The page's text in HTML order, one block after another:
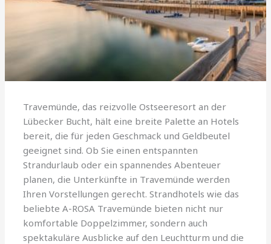
Travemünde, das reizvolle Ostseeresort an der
Lübecker Bucht, hält eine breite Palette an Hotels
bereit, die für jeden Geschmack und Geldbeutel
geeignet sind. Ob Sie einen entspannten
Strandurlaub oder ein spannendes Abenteuer
planen, die Unterkünfte in Travemünde werden
Ihren Vorstellungen gerecht. Strandhotels wie das
beliebte A-ROSA Travemünde bieten nicht nur
komfortable Doppelzimmer, sondern auch
spektakuläre Ausblicke auf den Leuchtturm und die